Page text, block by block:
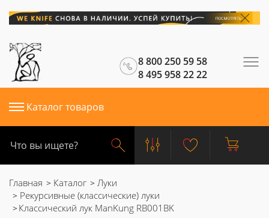
8 800 250 59 58
8 495 958 22 22
Каталог товаров
Главная Каталог
Луки
Рекурсивные (классические) луки
Классический лук ManKung RB001BK